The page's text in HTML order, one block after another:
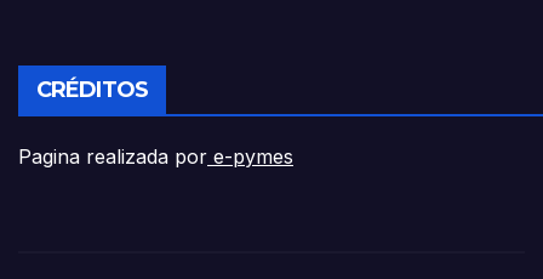
CRÉDITOS
Pagina realizada por e-pymes